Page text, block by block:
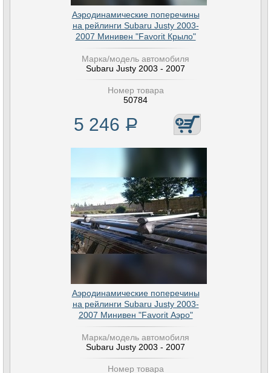
Аэродинамические поперечины
на рейлинги Subaru Justy 2003-
2007 Минивен "Favorit Крыло"
Марка/модель автомобиля
Subaru Justy 2003 - 2007
Номер товара
50784
5 246 Р
Аэродинамические поперечины
на рейлинги Subaru Justy 2003-
2007 Минивен "Favorit Аэро"
Марка/модель автомобиля
Subaru Justy 2003 - 2007
Номер товара